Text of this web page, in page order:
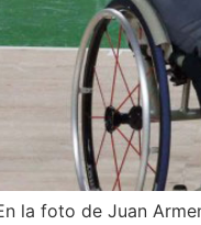
la foto de Juan